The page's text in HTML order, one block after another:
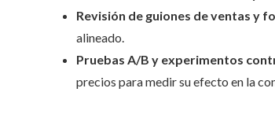
Revisión de guiones de ventas y
alineado.
Pruebas A/B y experimentos
precios para medir su efecto en la